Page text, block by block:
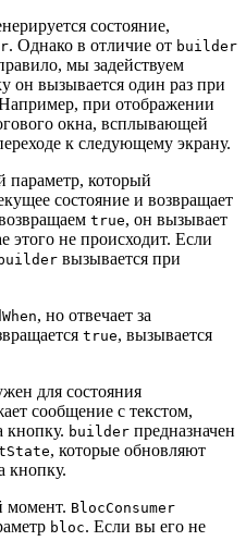
состояние,
. Однако в отличие от builder
мы задействуем
он вызывается один раз при
при отображении
окна, всплывающей
к следующему экрану.
параметр, который
состояние и возвращает
true, он вызывает
этого не происходит. Если
builder вызывается при
, но отвечает за
true, вызывается
для состояния
сообщение с текстом,
builder предназначен
, которые обновляют
кнопку.
момент. BlocConsumer
bloc. Если вы его не